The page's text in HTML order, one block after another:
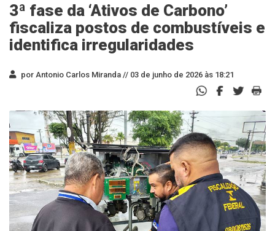
3ª fase da ‘Ativos de Carbono’
fiscaliza postos de combustíveis e
identifica irregularidades
por Antonio Carlos Miranda // 03 de junho de 2026 às 18:21